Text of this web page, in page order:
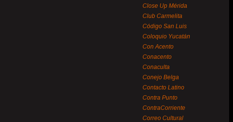
Close Up Mérida
Club Carmelita
Código San Luis
Coloquio Yucatán
Con Acento
Conacento
Conaculta
Conejo Belga
Contacto Latino
Contra Punto
ContraCorriente
Correo Cultural